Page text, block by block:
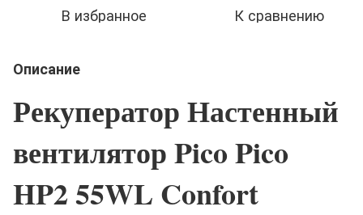
В избранное К сравнению
Описание
Рекуператор Настенный
вентилятор Pico Pico
HP2 55WL Confort